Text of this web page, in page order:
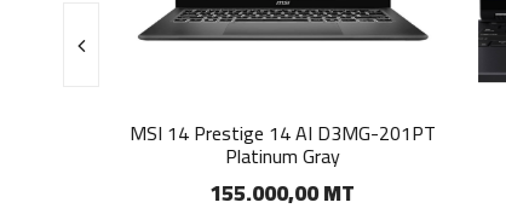
MSI 14 Prestige 14 AI D3MG-201PT
Platinum Gray
155.000,00 MT